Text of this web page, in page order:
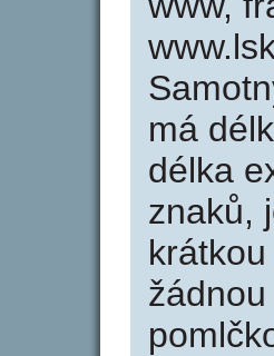
má
délka
znaků,